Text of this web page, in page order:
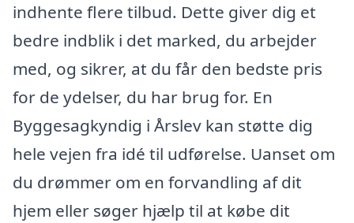
indhente flere tilbud. Dette giver dig et
bedre indblik i det marked, du arbejder
med, og sikrer, at du får den bedste pris
for de ydelser, du har brug for. En
Byggesagkyndig i Årslev kan støtte dig
hele vejen fra idé til udførelse. Uanset om
du drømmer om en forvandling af dit
hjem eller søger hjælp til at købe dit